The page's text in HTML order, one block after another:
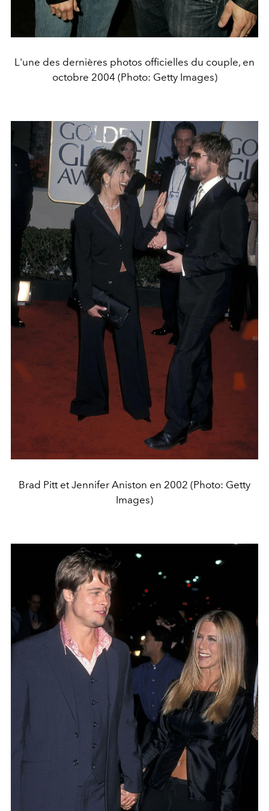
L'une des dernières photos officielles du couple, en
octobre 2004 (Photo: Getty Images)
Brad Pitt et Jennifer Aniston en 2002 (Photo: Getty
Images)